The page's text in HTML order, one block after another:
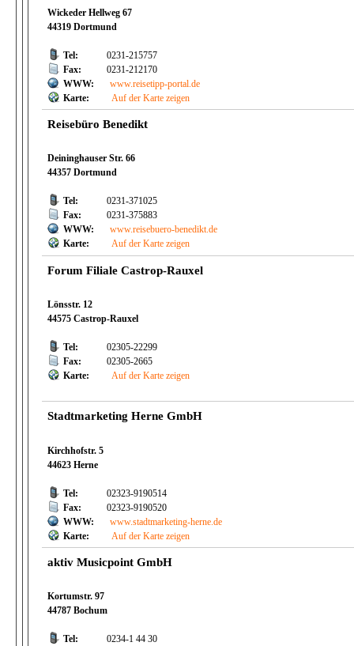
Wickeder Hellweg 67
44319 Dortmund
Tel:
0231-215757
Fax:
0231-212170
WWW:
www.reisetipp-portal.de
Karte:
Auf der Karte zeigen
Reisebüro Benedikt
Deininghauser Str. 66
44357 Dortmund
Tel:
0231-371025
Fax:
0231-375883
WWW:
www.reisebuero-benedikt.de
Karte:
Auf der Karte zeigen
Forum Filiale Castrop-Rauxel
Lönsstr. 12
44575 Castrop-Rauxel
Tel:
02305-22299
Fax:
02305-2665
Karte:
Auf der Karte zeigen
Stadtmarketing Herne GmbH
Kirchhofstr. 5
44623 Herne
Tel:
02323-9190514
Fax:
02323-9190520
WWW:
www.stadtmarketing-herne.de
Karte:
Auf der Karte zeigen
aktiv Musicpoint GmbH
Kortumstr. 97
44787 Bochum
Tel:
0234-1 44 30